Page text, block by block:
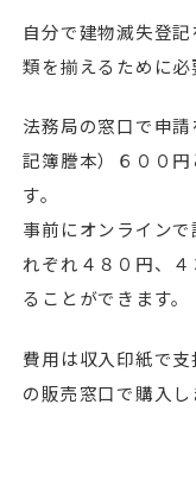
自分で建物滅失登
類を揃えるために必
法務局の窓口で申
記簿謄本）６００
す。
事前にオンライン
れぞれ４８０円、
ることができます。
費用は収入印紙で
の販売窓口で購入し